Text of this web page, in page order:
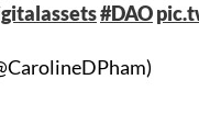
#DAO